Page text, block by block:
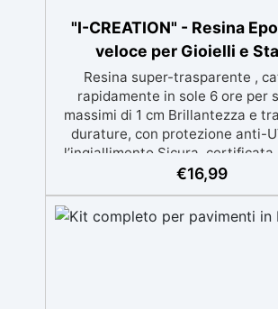
"I-CREATION" - Resina
veloce per Gioielli e
Resina super-trasparente ,
rapidamente in sole 6 ore per
massimi di 1 cm Brillantezza e
durature, con protezione anti-
l’ingiallimento Sicura, certificata
senza solventi e inodore, prodotta
lavorare, con bassa viscosità per
bolle Ideale per gioielli, piccole
€16,99